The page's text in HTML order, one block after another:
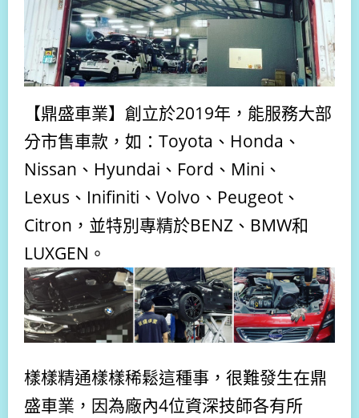
【鼎盛車業】 創立於2019年，能服務大部
分市售車款，如：Toyota、Honda、
Nissan、Hyundai、Ford、Mini、
Lexus、Inifiniti、Volvo、Peugeot、
Citron，並特別專精於BENZ、BMW和
LUXGEN。
樣樣精通樣樣稀鬆這種事，很難發生在鼎
盛車業，因為廠內4位資深技師各有所